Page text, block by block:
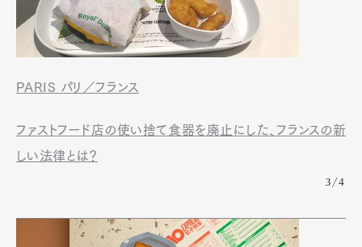
PARIS パリ／フランス
ファストフード店の使い捨て食器を廃止にした、フランスの新
しい法律とは？
3/4